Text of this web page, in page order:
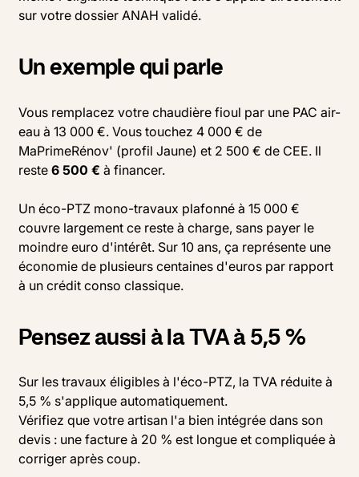
sur votre dossier ANAH validé.
Un exemple qui parle
Vous remplacez votre chaudière fioul par une PAC air-
eau à 13 000 €. Vous touchez 4 000 € de
MaPrimeRénov' (profil Jaune) et 2 500 € de CEE. Il
reste 6 500 € à financer.
Un éco-PTZ mono-travaux plafonné à 15 000 €
couvre largement ce reste à charge, sans payer le
moindre euro d'intérêt. Sur 10 ans, ça représente une
économie de plusieurs centaines d'euros par rapport
à un crédit conso classique.
Pensez aussi à la TVA à 5,5 %
Sur les travaux éligibles à l'éco-PTZ, la TVA réduite à
5,5 % s'applique automatiquement.
Vérifiez que votre artisan l'a bien intégrée dans son
devis : une facture à 20 % est longue et compliquée à
corriger après coup.